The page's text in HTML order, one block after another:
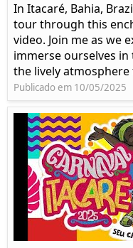
In Itacaré, Bahia,
tour through this
video. Join me as we
immerse ourselves
the lively
Publicado em 10/05/2025